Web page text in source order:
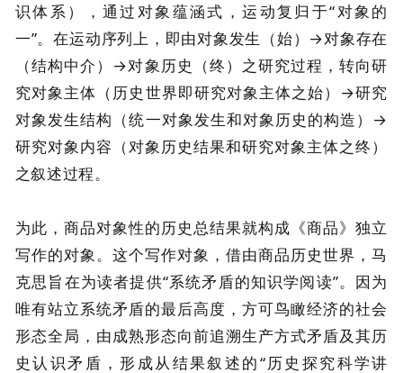
识体系），通过对象蕴涵式，运动复归于“对象的
一”。在运动序列上，即由对象发生（始）→对象存在
（结构中介）→对象历史（终）之研究过程，转向研
究对象主体（历史世界即研究对象主体之始）→研究
对象发生结构（统一对象发生和对象历史的构造）→
研究对象内容（对象历史结果和研究对象主体之终）
之叙述过程。
为此，商品对象性的历史总结果就构成《商品》独立
写作的对象。这个写作对象，借由商品历史世界，马
克思旨在为读者提供“系统矛盾的知识学阅读”。因为
唯有站立系统矛盾的最后高度，方可鸟瞰经济的社会
形态全局，由成熟形态向前追溯生产方式矛盾及其历
史认识矛盾，形成从结果叙述的“历史探究科学讲